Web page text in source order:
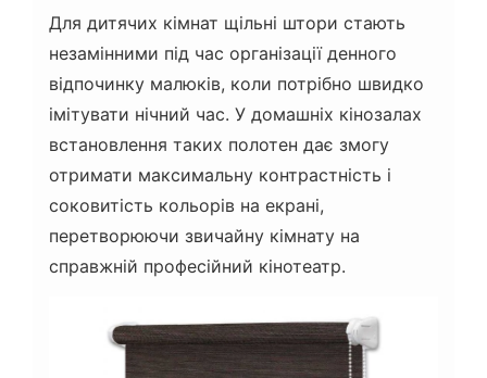
Для дитячих кімнат щільні штори стають
незамінними під час організації денного
відпочинку малюків, коли потрібно швидко
імітувати нічний час. У домашніх кінозалах
встановлення таких полотен дає змогу
отримати максимальну контрастність і
соковитість кольорів на екрані,
перетворюючи звичайну кімнату на
справжній професійний кінотеатр.